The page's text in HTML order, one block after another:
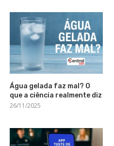
Água gelada faz mal? O
que a ciência realmente diz
26/11/2025